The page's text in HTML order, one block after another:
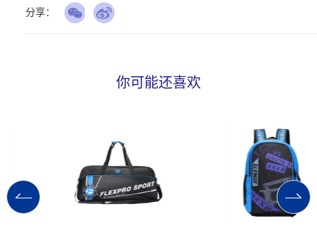
分享：
你可能还喜欢